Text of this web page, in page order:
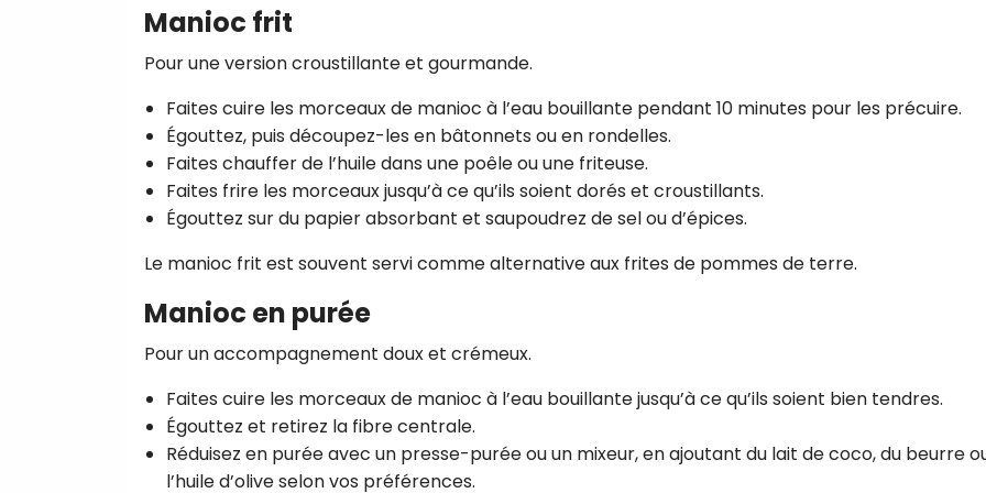
Manioc frit
Pour une version croustillante et gourmande.
Faites cuire les morceaux de manioc à l’eau bouillante pendant 10 minutes pour les précuire.
Égouttez, puis découpez-les en bâtonnets ou en rondelles.
Faites chauffer de l’huile dans une poêle ou une friteuse.
Faites frire les morceaux jusqu’à ce qu’ils soient dorés et croustillants.
Égouttez sur du papier absorbant et saupoudrez de sel ou d’épices.
Le manioc frit est souvent servi comme alternative aux frites de pommes de terre.
Manioc en purée
Pour un accompagnement doux et crémeux.
Faites cuire les morceaux de manioc à l’eau bouillante jusqu’à ce qu’ils soient bien tendres.
Égouttez et retirez la fibre centrale.
Réduisez en purée avec un presse-purée ou un mixeur, en ajoutant du lait de coco, du beurre
l’huile d’olive selon vos préférences.